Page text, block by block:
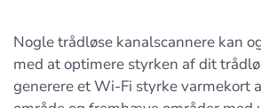
Nogle trådløse kanalscannere kan
med at optimere styrken af dit
generere et Wi-Fi styrke varmekort